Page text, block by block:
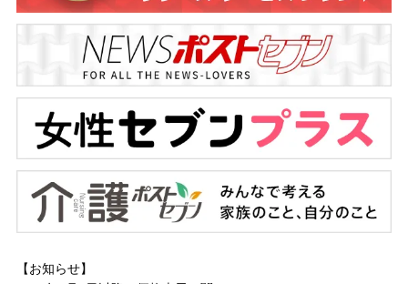
【お知らせ】